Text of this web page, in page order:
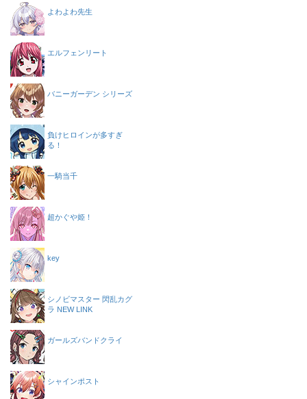
よわよわ先生
エルフェンリート
バニーガーデン シリーズ
負けヒロインが多すぎ
る！
一騎当千
超かぐや姫！
key
シノビマスター 閃乱カグ
ラ NEW LINK
ガールズバンドクライ
シャインポスト